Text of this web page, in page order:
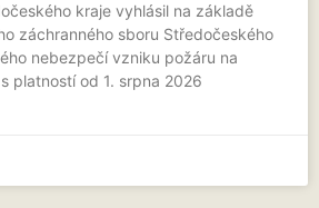
kraje vyhlásil na základě
záchranného sboru Středočeského
nebezpečí vzniku požáru na
platností od 1. srpna 2026